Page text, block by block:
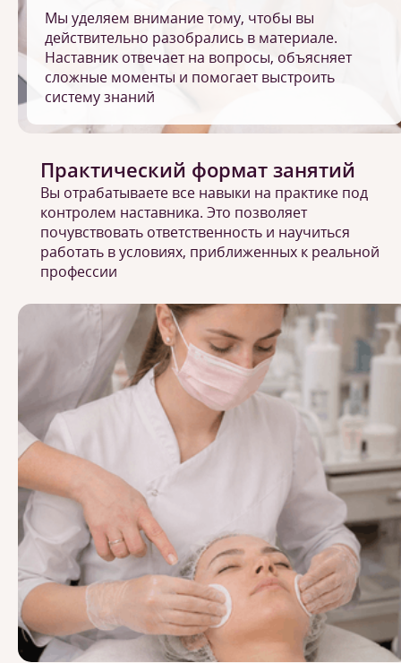
Мы уделяем внимание тому, чтобы вы
действительно разобрались в материале.
Наставник отвечает на вопросы, объясняет
сложные моменты и помогает выстроить
систему знаний
Практический формат занятий
Вы отрабатываете все навыки на практике под
контролем наставника. Это позволяет
почувствовать ответственность и научиться
работать в условиях, приближенных к реальной
профессии